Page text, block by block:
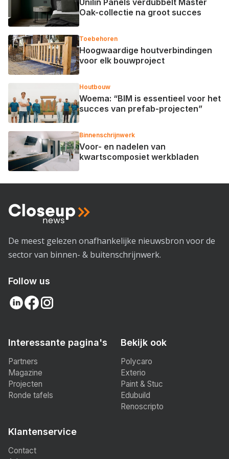
Unilin Panels verdubbelt Master
Oak-collectie na groot succes
Toebehoren
Hoogwaardige houtverbindingen
voor elk bouwproject
Houtbouw
Woema: “BIM is essentieel voor het
succes van prefab-projecten”
Binnenschrijnwerk
Voor- en nadelen van
kwartscomposiet werkbladen
De meest gelezen onafhankelijke nieuwsbron voor de
sector van binnen- & buitenschrijnwerk.
Follow us
Interessante pagina's
Partners
Magazine
Projecten
Ronde tafels
Bekijk ook
Polycaro
Exterio
Paint & Stuc
Edubuild
Renoscripto
Klantenservice
Contact